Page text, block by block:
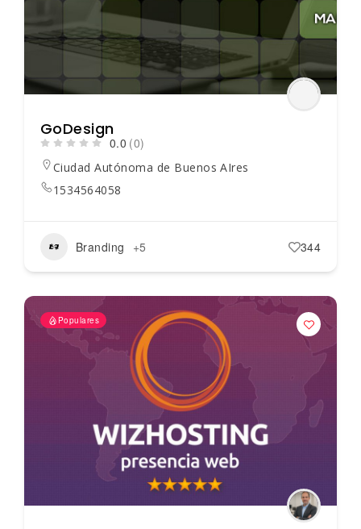
GoDesign
0.0 (0)
Ciudad Autónoma de Buenos AIres
1534564058
Branding +5 344
Populares